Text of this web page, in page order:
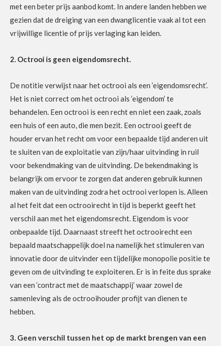
met een beter prijs aanbod komt. In andere landen hebben we
gezien dat de dreiging van een dwanglicentie vaak al tot een
vrijwillige licentie of prijs verlaging kan leiden.
2. Octrooi is geen eigendomsrecht.
De notitie verwijst naar het octrooi als een ‘eigendomsrecht’.
Het is niet correct om het octrooi als ‘eigendom’ te
behandelen. Een octrooi is een recht en niet een zaak, zoals
een huis of een auto, die men bezit. Een octrooi geeft de
houder ervan het recht om voor een bepaalde tijd anderen uit
te sluiten van de exploitatie van zijn/haar uitvinding in ruil
voor bekendmaking van de uitvinding. De bekendmaking is
belangrijk om ervoor te zorgen dat anderen gebruik kunnen
maken van de uitvinding zodra het octrooi verlopen is. Alleen
al het feit dat een octrooirecht in tijd is beperkt geeft het
verschil aan met het eigendomsrecht. Eigendom is voor
onbepaalde tijd. Daarnaast streeft het octrooirecht een
bepaald maatschappelijk doel na namelijk het stimuleren van
innovatie door de uitvinder een tijdelijke monopolie positie te
geven om de uitvinding te exploiteren. Er is in feite dus sprake
van een ‘contract met de maatschappij’ waar zowel de
samenleving als de octrooihouder profijt van dienen te
hebben.
3. Geen verschil tussen het op de markt brengen van een